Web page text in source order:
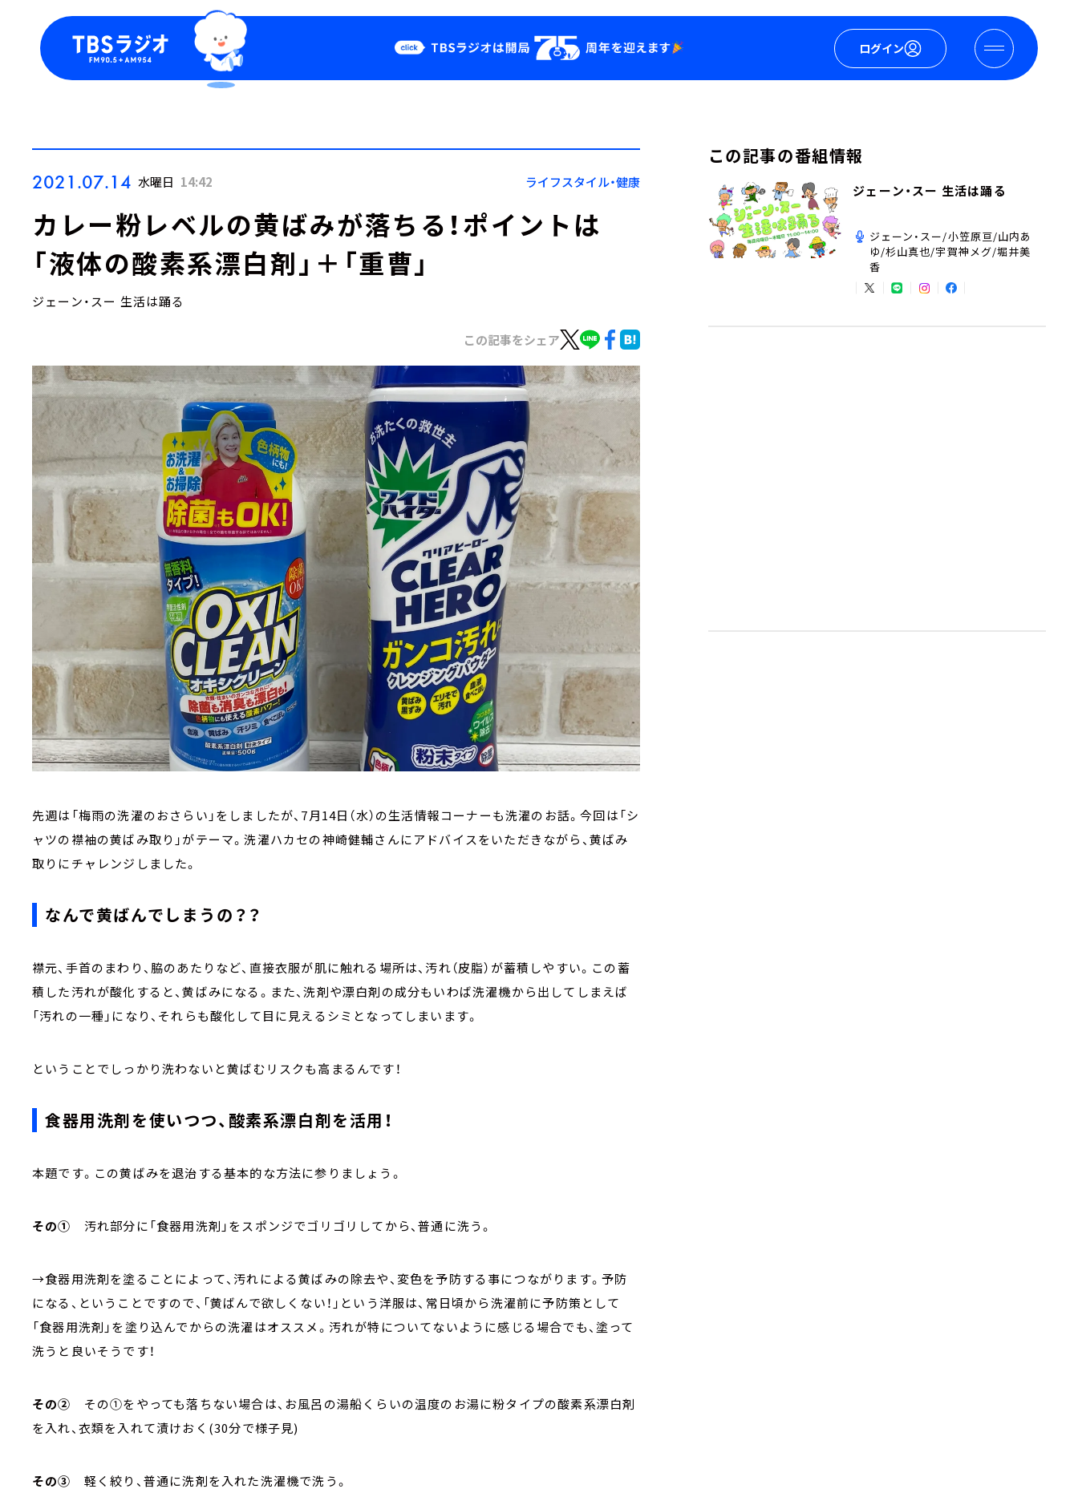
ログイン
Podcast
YouTube
会社情報
2021.07.14 水曜日 14:42 ライフスタイル・健康
カレー粉レベルの黄ばみが落ちる！ポイントは
「液体の酸素系漂白剤」＋「重曹」
ジェーン・スー 生活は踊る
この記事をシェア
先週は「梅雨の洗濯のおさらい」をしましたが、7月14日（水）の生活情報コーナーも洗濯のお話。今回は「シ
ャツの襟袖の黄ばみ取り」がテーマ。洗濯ハカセの神崎健輔さんにアドバイスをいただきながら、黄ばみ
取りにチャレンジしました。
なんで黄ばんでしまうの？？
襟元、手首のまわり、脇のあたりなど、直接衣服が肌に触れる場所は、汚れ（皮脂）が蓄積しやすい。この蓄
積した汚れが酸化すると、黄ばみになる。また、洗剤や漂白剤の成分もいわば洗濯機から出してしまえば
「汚れの一種」になり、それらも酸化して目に見えるシミとなってしまいます。
ということでしっかり洗わないと黄ばむリスクも高まるんです！
食器用洗剤を使いつつ、酸素系漂白剤を活用！
本題です。この黄ばみを退治する基本的な方法に参りましょう。
その① 汚れ部分に「食器用洗剤」をスポンジでゴリゴリしてから、普通に洗う。
→食器用洗剤を塗ることによって、汚れによる黄ばみの除去や、変色を予防する事につながります。予防
になる、ということですので、「黄ばんで欲しくない！」という洋服は、常日頃から洗濯前に予防策として
「食器用洗剤」を塗り込んでからの洗濯はオススメ。汚れが特についてないように感じる場合でも、塗って
洗うと良いそうです！
その② その①をやっても落ちない場合は、お風呂の湯船くらいの温度のお湯に粉タイプの酸素系漂白剤
を入れ、衣類を入れて漬けおく(30分で様子見)
その③ 軽く絞り、普通に洗剤を入れた洗濯機で洗う。
この記事の番組情報
ジェーン・スー 生活は踊る
ジェーン・スー/小笠原亘/山内あ
ゆ/杉山真也/宇賀神メグ/堀井美
香